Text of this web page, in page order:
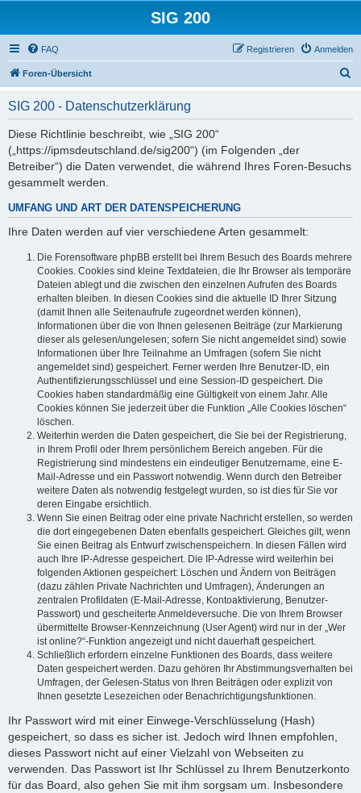
SIG 200
FAQ Anmelden
Registrieren
Foren-Übersicht
SIG 200 - Datenschutzerklärung
Diese Richtlinie beschreibt, wie „SIG 200“
(„https://ipmsdeutschland.de/sig200“) (im Folgenden „der
Betreiber“) die Daten verwendet, die während Ihres Foren-Besuchs
gesammelt werden.
UMFANG UND ART DER DATENSPEICHERUNG
Ihre Daten werden auf vier verschiedene Arten gesammelt:
Die Forensoftware phpBB erstellt bei Ihrem Besuch des Boards mehrere
Cookies. Cookies sind kleine Textdateien, die Ihr Browser als temporäre
Dateien ablegt und die zwischen den einzelnen Aufrufen des Boards
erhalten bleiben. In diesen Cookies sind die aktuelle ID Ihrer Sitzung
(damit Ihnen alle Seitenaufrufe zugeordnet werden können),
Informationen über die von Ihnen gelesenen Beiträge (zur Markierung
dieser als gelesen/ungelesen; sofern Sie nicht angemeldet sind) sowie
Informationen über Ihre Teilnahme an Umfragen (sofern Sie nicht
angemeldet sind) gespeichert. Ferner werden Ihre Benutzer-ID, ein
Authentifizierungsschlüssel und eine Session-ID gespeichert. Die
Cookies haben standardmäßig eine Gültigkeit von einem Jahr. Alle
Cookies können Sie jederzeit über die Funktion „Alle Cookies löschen“
löschen.
Weiterhin werden die Daten gespeichert, die Sie bei der Registrierung,
in Ihrem Profil oder Ihrem persönlichem Bereich angeben. Für die
Registrierung sind mindestens ein eindeutiger Benutzername, eine E-
Mail-Adresse und ein Passwort notwendig. Wenn durch den Betreiber
weitere Daten als notwendig festgelegt wurden, so ist dies für Sie vor
deren Eingabe ersichtlich.
Wenn Sie einen Beitrag oder eine private Nachricht erstellen, so werden
die dort eingegebenen Daten ebenfalls gespeichert. Gleiches gilt, wenn
Sie einen Beitrag als Entwurf zwischenspeichern. In diesen Fällen wird
auch Ihre IP-Adresse gespeichert. Die IP-Adresse wird weiterhin bei
folgenden Aktionen gespeichert: Löschen und Ändern von Beiträgen
(dazu zählen Private Nachrichten und Umfragen), Änderungen an
zentralen Profildaten (E-Mail-Adresse, Kontoaktivierung, Benutzer-
Passwort) und gescheiterte Anmeldeversuche. Die von Ihrem Browser
übermittelte Browser-Kennzeichnung (User Agent) wird nur in der „Wer
ist online?“-Funktion angezeigt und nicht dauerhaft gespeichert.
Schließlich erfordern einzelne Funktionen des Boards, dass weitere
Daten gespeichert werden. Dazu gehören Ihr Abstimmungsverhalten bei
Umfragen, der Gelesen-Status von Ihren Beiträgen oder explizit von
Ihnen gesetzte Lesezeichen oder Benachrichtigungsfunktionen.
Ihr Passwort wird mit einer Einwege-Verschlüsselung (Hash)
gespeichert, so dass es sicher ist. Jedoch wird Ihnen empfohlen,
dieses Passwort nicht auf einer Vielzahl von Webseiten zu
verwenden. Das Passwort ist Ihr Schlüssel zu Ihrem Benutzerkonto
für das Board, also gehen Sie mit ihm sorgsam um. Insbesondere